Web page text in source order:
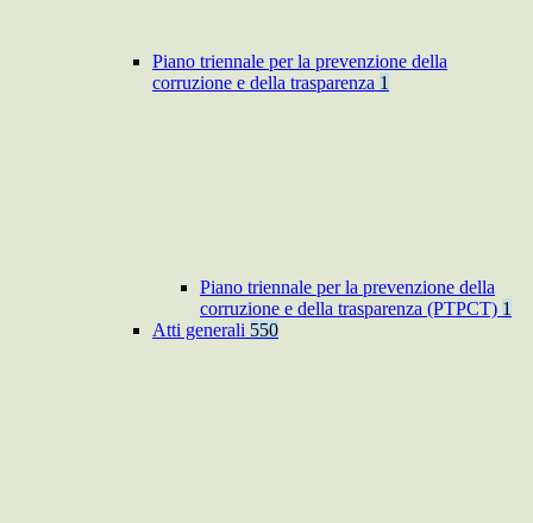
Piano triennale per la prevenzione della
corruzione e della trasparenza 1
Piano triennale per la prevenzione della
corruzione e della trasparenza (PTPCT) 1
Atti generali 550